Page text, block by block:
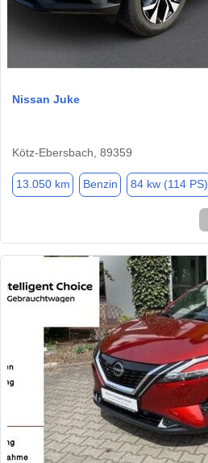
Nissan Juke
Kötz-Ebersbach, 89359
13.050 km Benzin 84 kw (114 PS)